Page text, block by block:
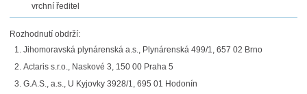
vrchní ředitel
Rozhodnutí obdrží:
Jihomoravská plynárenská a.s., Plynárenská 499/1, 657 02 Brno
Actaris s.r.o., Naskové 3, 150 00 Praha 5
G.A.S., a.s., U Kyjovky 3928/1, 695 01 Hodonín